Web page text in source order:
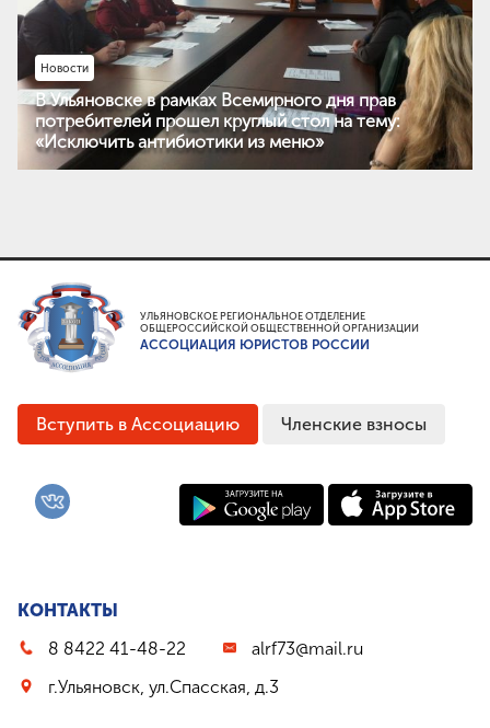
Новости
В Ульяновске в рамках Всемирного дня прав
потребителей прошел круглый стол на тему:
«Исключить антибиотики из меню»
УЛЬЯНОВСКОЕ РЕГИОНАЛЬНОЕ ОТДЕЛЕНИЕ
ОБЩЕРОССИЙСКОЙ ОБЩЕСТВЕННОЙ ОРГАНИЗАЦИИ
АССОЦИАЦИЯ ЮРИСТОВ РОССИИ
Вступить в Ассоциацию Членские взносы
КОНТАКТЫ
8 8422 41-48-22
alrf73@mail.ru
г.Ульяновск, ул.Спасская, д.3